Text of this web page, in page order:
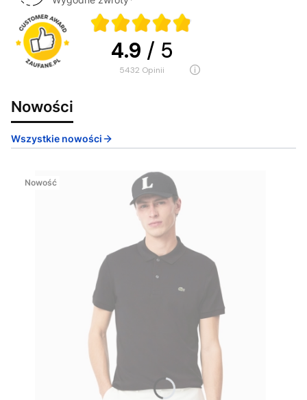
4.9 / 5
5432 opinii
Nowości
Wszystkie nowości
Nowość